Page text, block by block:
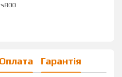
Оплата Гарантія